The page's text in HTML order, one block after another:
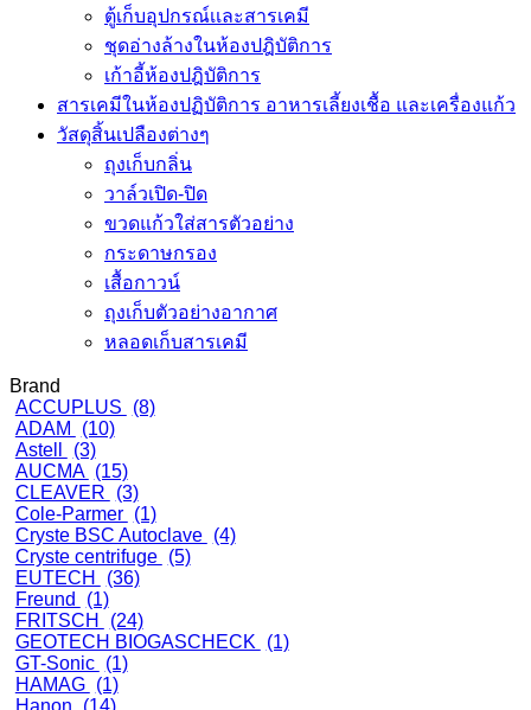
ตู้เก็บอุปกรณ์เเละสารเคมี
ชุดอ่างล้างในห้องปฎิบัติการ
เก้าอี้ห้องปฎิบัติการ
สารเคมีในห้องปฏิบัติการ อาหารเลี้ยงเชื้อ และเครื่องแก้ว
วัสดุสิ้นเปลืองต่างๆ
ถุงเก็บกลิ่น
วาล์วเปิด-ปิด
ขวดแก้วใส่สารตัวอย่าง
กระดาษกรอง
เสื้อกาวน์
ถุงเก็บตัวอย่างอากาศ
หลอดเก็บสารเคมี
Brand
ACCUPLUS
(8)
ADAM
(10)
Astell
(3)
AUCMA (15)
CLEAVER
(3)
Cole-Parmer (1)
Cryste BSC Autoclave (4)
Cryste centrifuge (5)
EUTECH
(36)
Freund
(1)
FRITSCH
(24)
GEOTECH BIOGASCHECK
(1)
GT-Sonic (1)
HAMAG (1)
Hanon
(14)